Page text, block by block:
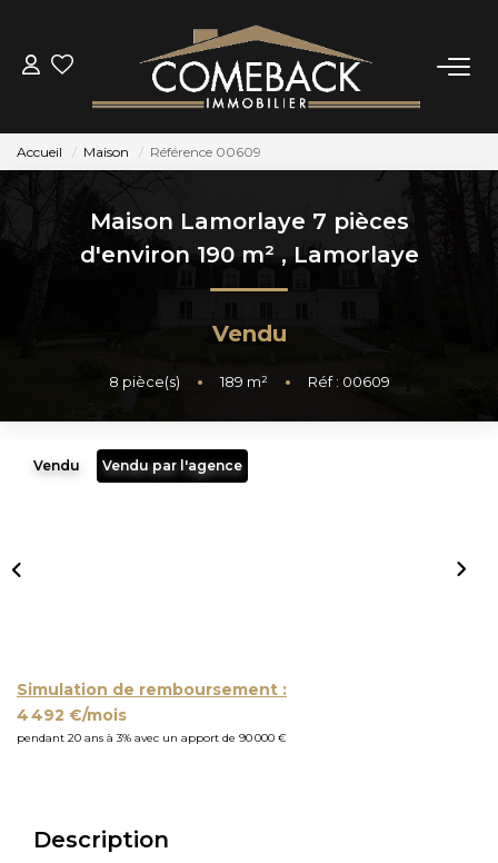
ACHETER
LOUER
ESTIMER
BIENS VENDUS
CONTACT
Accueil Maison Référence 00609
Maison Lamorlaye 7 pièces
d'environ 190 m² , Lamorlaye
Vendu
8 pièce(s) • 189 m² • Réf : 00609
Vendu Vendu par l'agence
Simulation de remboursement :
4 492 €/mois
pendant 20 ans à 3% avec un apport de 90 000 €
Description